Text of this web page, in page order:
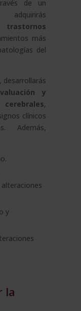
de un
trastornos
más
del
desarrollarás
y
,
clínicos
Además,
y
la